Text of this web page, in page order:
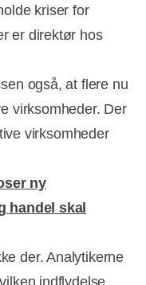
kriser for
er direktør hos
også, at flere nu
virksomheder. Der
virksomheder
ny
handel skal
der. Analytikerne
indflydelse